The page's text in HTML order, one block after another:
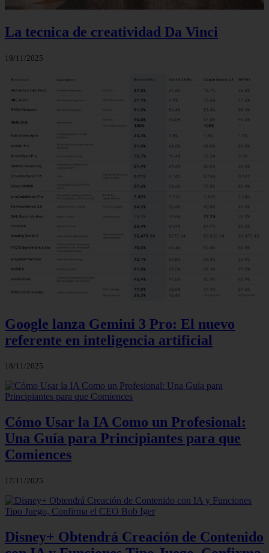
La tecnica de creatividad Da Vinci
19/11/2025
Google lanza Gemini 3 Pro: El nuevo
referente en inteligencia artificial
18/11/2025
Cómo Usar la IA Como un Profesional:
Una Guía para Principiantes para que
Comiences
17/11/2025
Disney+ Obtendrá Creación de Contenido